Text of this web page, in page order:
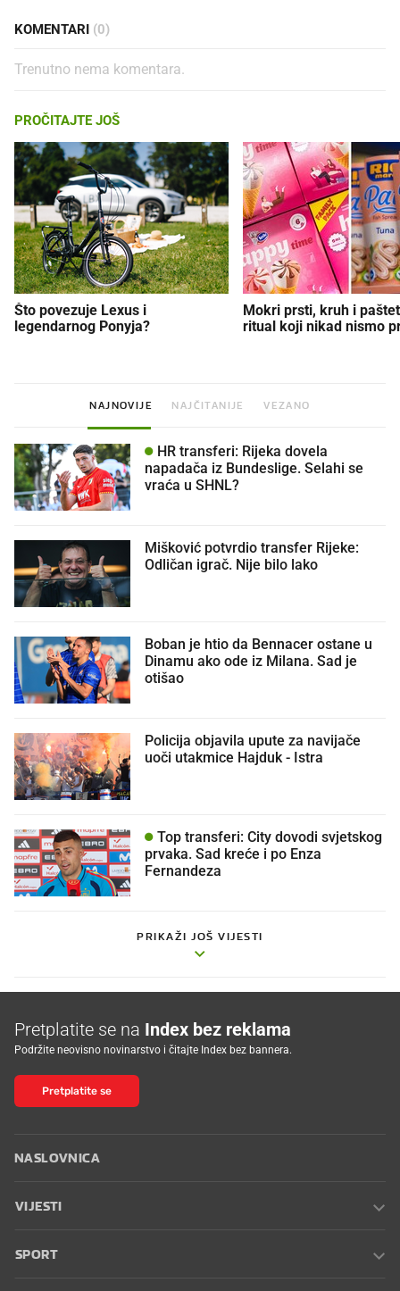
KOMENTARI (0)
Trenutno nema komentara.
PROČITAJTE JOŠ
Što povezuje Lexus i
legendarnog Ponyja?
Mokri prsti, kruh i
ritual koji nikad nismo
NAJNOVIJE NAJČITANIJE VEZANO
HR transferi: Rijeka dovela
napadača iz Bundeslige. Selahi se
vraća u SHNL?
Mišković potvrdio transfer Rijeke:
Odličan igrač. Nije bilo lako
Boban je htio da Bennacer ostane u
Dinamu ako ode iz Milana. Sad je
otišao
Policija objavila upute za navijače
uoči utakmice Hajduk - Istra
Top transferi: City dovodi svjetskog
prvaka. Sad kreće i po Enza
Fernandeza
PRIKAŽI JOŠ VIJESTI
Pretplatite se na Index bez reklama
Podržite neovisno novinarstvo i čitajte Index bez bannera.
Pretplatite se
NASLOVNICA
VIJESTI
SPORT